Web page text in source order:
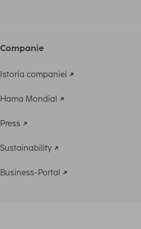
Companie
Istoria companiei
Hama Mondial
Press
Sustainability
Business-Portal